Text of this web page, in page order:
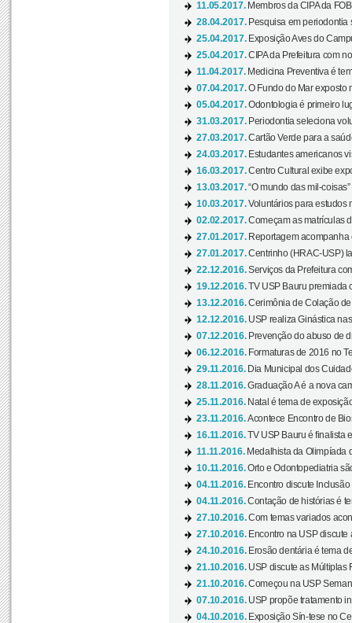
11.05.2017. Membros da CIPA da
28.04.2017. Pesquisa em periodontia
25.04.2017. Exposição Aves do
25.04.2017.CIPA da Prefeitura com
11.04.2017. Medicina Preventiva é
07.04.2017.O Fundo do Mar exposto
05.04.2017.Odontologia é primeiro
31.03.2017. Periodontia seleciona
27.03.2017.Cartão Verde para a
24.03.2017. Estudantes americanos
16.03.2017.Centro Cultural exibe
13.03.2017.“O mundo das mil-
10.03.2017.Voluntários para estudos
02.02.2017.Começam as matrículas
27.01.2017. Reportagem
27.01.2017.Centrinho (HRAC-USP)
22.12.2016.Serviços da Prefeitura
19.12.2016.TV USP Bauru premiada
13.12.2016.Cerimônia de Colação
12.12.2016. USP realiza Ginástica
07.12.2016. Prevenção do abuso de
06.12.2016. Formaturas de 2016 no
29.11.2016. Dia Municipal dos
28.11.2016.Graduação A é a nova
25.11.2016. Natal é tema de
23.11.2016.Acontece Encontro de
16.11.2016.TV USP Bauru é finalista
11.11.2016. Medalhista da Olimpíada
10.11.2016.Orto e Odontopediatria
04.11.2016. Encontro discute
04.11.2016.Contação de histórias é
27.10.2016.Com temas variados
27.10.2016. Encontro na USP discute
24.10.2016. Erosão dentária é tema
21.10.2016. USP discute as Múltiplas
21.10.2016.Começou na USP
07.10.2016. USP propõe tratamento
04.10.2016. Exposição Sín-tese no